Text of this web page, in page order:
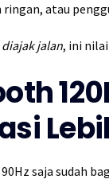
atau
jalan, ini
saja sudah